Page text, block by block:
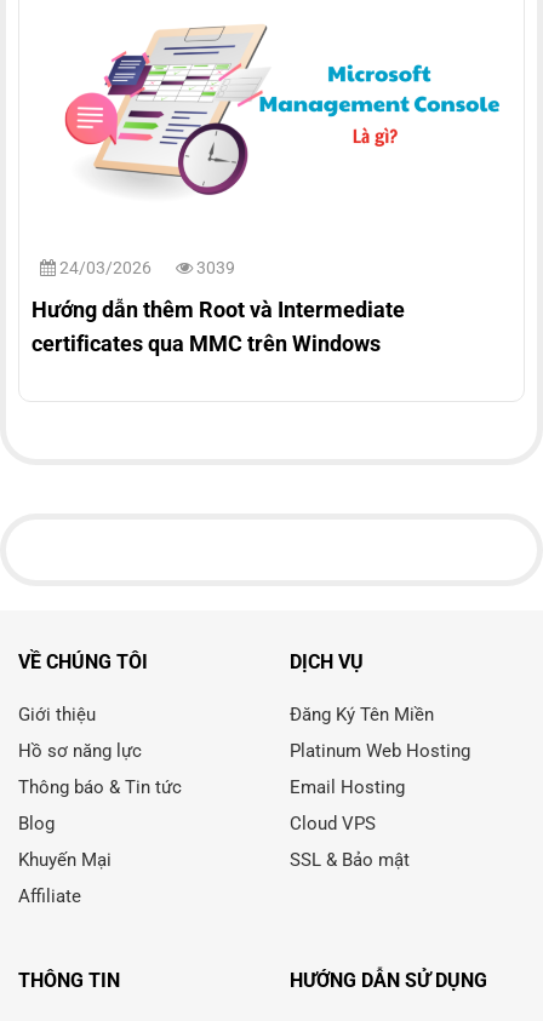
24/03/2026 3039
Hướng dẫn thêm Root và Intermediate
certificates qua MMC trên Windows
VỀ CHÚNG TÔI
Giới thiệu
Hồ sơ năng lực
Thông báo & Tin tức
Blog
Khuyến Mại
Affiliate
DỊCH VỤ
Đăng Ký Tên Miền
Platinum Web Hosting
Email Hosting
Cloud VPS
SSL & Bảo mật
THÔNG TIN HƯỚNG DẪN SỬ DỤNG